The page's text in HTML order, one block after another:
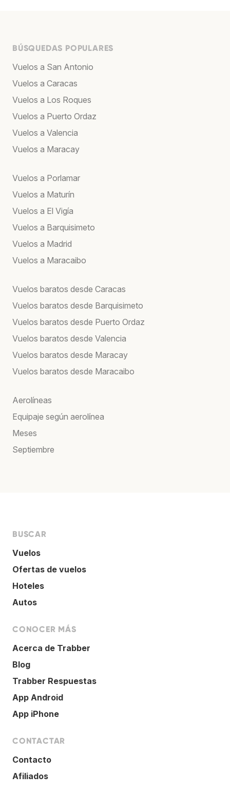
BÚSQUEDAS POPULARES
Vuelos a San Antonio
Vuelos a Caracas
Vuelos a Los Roques
Vuelos a Puerto Ordaz
Vuelos a Valencia
Vuelos a Maracay
Vuelos a Porlamar
Vuelos a Maturín
Vuelos a El Vigía
Vuelos a Barquisimeto
Vuelos a Madrid
Vuelos a Maracaibo
Vuelos baratos desde Caracas
Vuelos baratos desde Barquisimeto
Vuelos baratos desde Puerto Ordaz
Vuelos baratos desde Valencia
Vuelos baratos desde Maracay
Vuelos baratos desde Maracaibo
Aerolíneas
Equipaje según aerolínea
Meses
Septiembre
BUSCAR
Vuelos
Ofertas de vuelos
Hoteles
Autos
CONOCER MÁS
Acerca de Trabber
Blog
Trabber Respuestas
App Android
App iPhone
CONTACTAR
Contacto
Afiliados